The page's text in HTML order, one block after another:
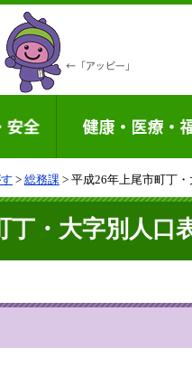
> 総務課 > 平成26年上尾市町丁
・大字別人口